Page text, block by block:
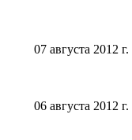
07 августа 2012 г.
06 августа 2012 г.